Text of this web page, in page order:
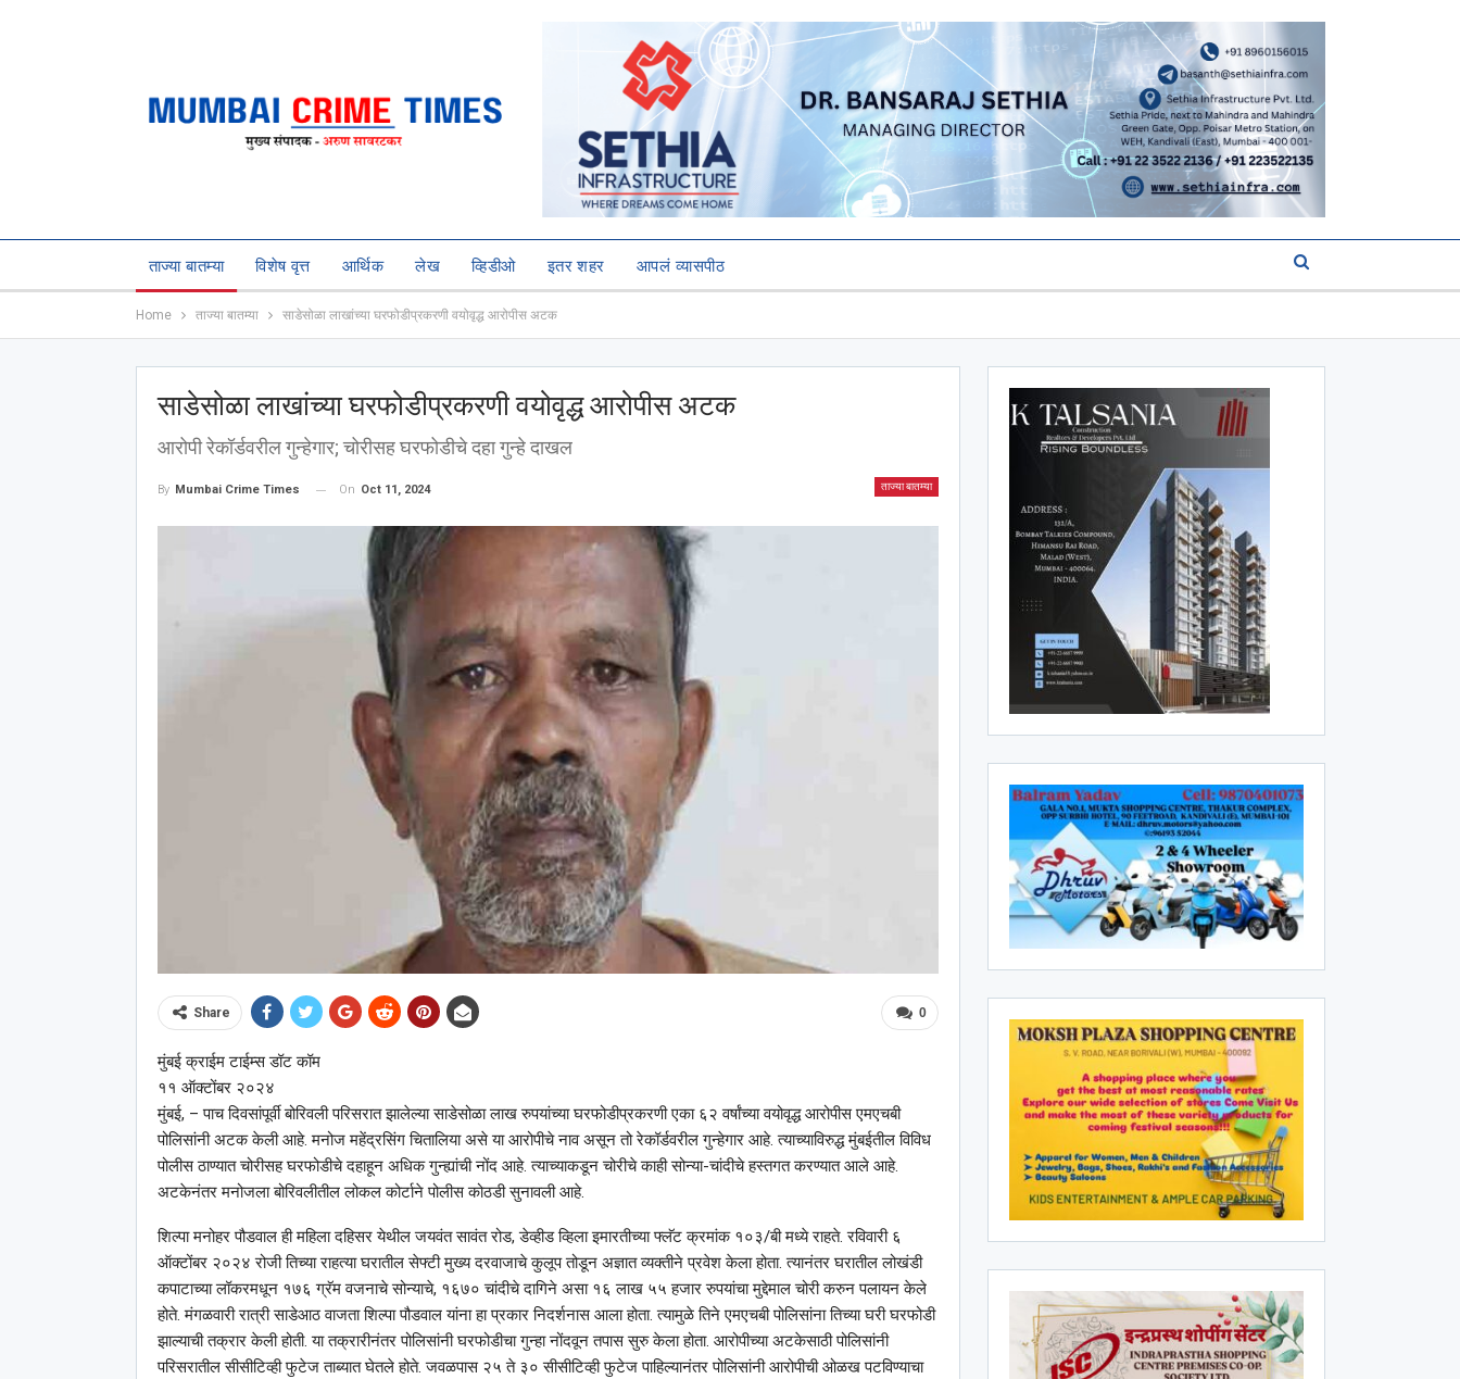
ताज्या बातम्या विशेष वृत्त आर्थिक लेख व्हिडीओ इतर शहर आपलं व्यासपीठ
Home ताज्या बातम्या साडेसोळा लाखांच्या घरफोडीप्रकरणी वयोवृद्ध आरोपीस अटक
साडेसोळा लाखांच्या घरफोडीप्रकरणी वयोवृद्ध आरोपीस अटक
आरोपी रेकॉर्डवरील गुन्हेगार; चोरीसह घरफोडीचे दहा गुन्हे दाखल
ताज्या बातम्या
By Mumbai Crime Times On Oct 11, 2024
0
Share
मुंबई क्राईम टाईम्स डॉट कॉम
११ ऑक्टोंबर २०२४
मुंबई, – पाच दिवसांपूर्वी बोरिवली परिसरात झालेल्या साडेसोळा लाख रुपयांच्या घरफोडीप्रकरणी एका ६२ वर्षांच्या वयोवृद्ध आरोपीस एमएचबी
पोलिसांनी अटक केली आहे. मनोज महेंद्रसिंग चितालिया असे या आरोपीचे नाव असून तो रेकॉर्डवरील गुन्हेगार आहे. त्याच्याविरुद्ध मुंबईतील विविध
पोलीस ठाण्यात चोरीसह घरफोडीचे दहाहून अधिक गुन्ह्यांची नोंद आहे. त्याच्याकडून चोरीचे काही सोन्या-चांदीचे हस्तगत करण्यात आले आहे.
अटकेनंतर मनोजला बोरिवलीतील लोकल कोर्टाने पोलीस कोठडी सुनावली आहे.
शिल्पा मनोहर पौडवाल ही महिला दहिसर येथील जयवंत सावंत रोड, डेव्हीड व्हिला इमारतीच्या फ्लॅट क्रमांक १०३/बी मध्ये राहते. रविवारी ६
ऑक्टोंबर २०२४ रोजी तिच्या राहत्या घरातील सेफ्टी मुख्य दरवाजाचे कुलूप तोडून अज्ञात व्यक्तीने प्रवेश केला होता. त्यानंतर घरातील लोखंडी
कपाटाच्या लॉकरमधून १७६ ग्रॅम वजनाचे सोन्याचे, १६७० चांदीचे दागिने असा १६ लाख ५५ हजार रुपयांचा मुद्देमाल चोरी करुन पलायन केले
होते. मंगळवारी रात्री साडेआठ वाजता शिल्पा पौडवाल यांना हा प्रकार निदर्शनास आला होता. त्यामुळे तिने एमएचबी पोलिसांना तिच्या घरी घरफोडी
झाल्याची तक्रार केली होती. या तक्रारीनंतर पोलिसांनी घरफोडीचा गुन्हा नोंदवून तपास सुरु केला होता. आरोपीच्या अटकेसाठी पोलिसांनी
परिसरातील सीसीटिव्ही फुटेज ताब्यात घेतले होते. जवळपास २५ ते ३० सीसीटिव्ही फुटेज पाहिल्यानंतर पोलिसांनी आरोपीची ओळख पटविण्याचा